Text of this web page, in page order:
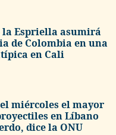
la Espriella asumirá
de Colombia en una
en Cali
miércoles el mayor
en Líbano
dice la ONU